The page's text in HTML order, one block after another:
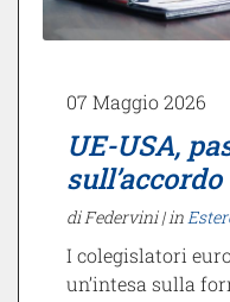
07 Maggio 2026
UE-USA,
di Federvini |in
I colegislatori
un’intesa sulla